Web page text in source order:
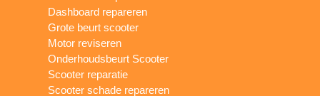
Dashboard repareren
Grote beurt scooter
Motor reviseren
Onderhoudsbeurt Scooter
Scooter reparatie
Scooter schade repareren